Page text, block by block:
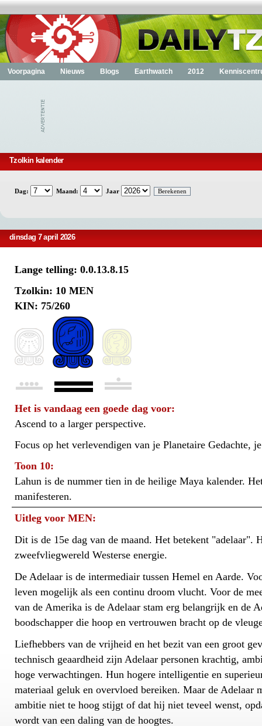
Voorpagina Nieuws Blogs Earthwatch 2012
Tzolkin kalender
Dag: Maand: Jaar
dinsdag 7 april 2026
Lange telling: 0.0.13.8.15
Tzolkin: 10 MEN
KIN: 75/260
Het is vandaag een goede dag voor:
Ascend to a larger perspective.
Focus op het verlevendigen van je Planetaire Gedachte,
Toon 10:
Lahun is de nummer tien in de heilige Maya kalender.
manifesteren.
Uitleg voor MEN:
Dit is de 15e dag van de maand. Het betekent "adelaar".
zweefvliegwereld Westerse energie.
De Adelaar is de intermediair tussen Hemel en Aarde.
leven mogelijk als een continu droom vlucht. Voor de
van de Amerika is de Adelaar stam erg belangrijk en de
boodschapper die hoop en vertrouwen bracht op de
Liefhebbers van de vrijheid en het bezit van een groot
technisch geaardheid zijn Adelaar personen krachtig,
hoge verwachtingen. Hun hogere intelligentie en
materiaal geluk en overvloed bereiken. Maar de Adelaar
ambitie niet te hoog stijgt of dat hij niet teveel wenst,
wordt van een daling van de hoogtes.